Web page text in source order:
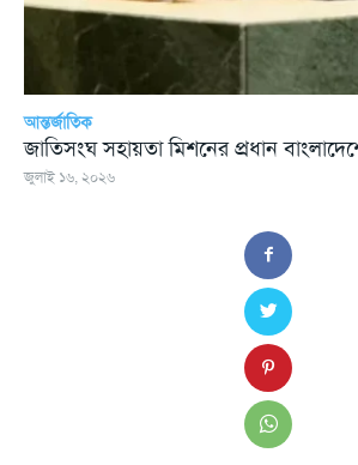
আন্তর্জাতিক
জাতিসংঘ সহায়তা মিশনের প্রধান
জুলাই ১৬, ২০২৬